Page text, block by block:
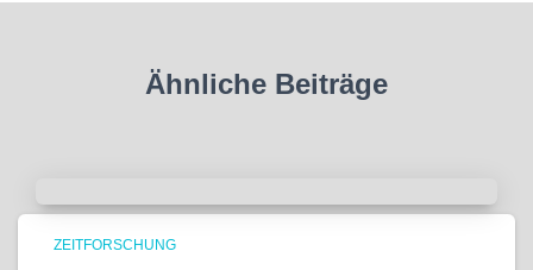
Ähnliche Beiträge
ZEITFORSCHUNG